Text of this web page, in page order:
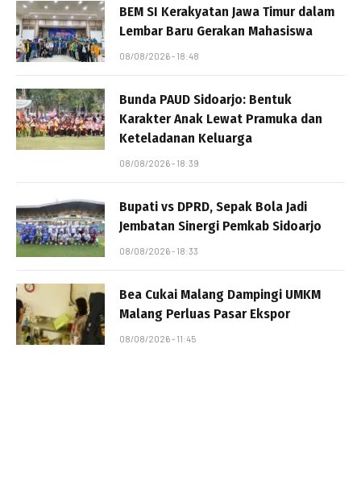
BEM SI Kerakyatan Jawa Timur dalam
Lembar Baru Gerakan Mahasiswa
08/08/2026 - 18:48
Bunda PAUD Sidoarjo: Bentuk
Karakter Anak Lewat Pramuka dan
Keteladanan Keluarga
08/08/2026 - 18:39
Bupati vs DPRD, Sepak Bola Jadi
Jembatan Sinergi Pemkab Sidoarjo
08/08/2026 - 18:33
Bea Cukai Malang Dampingi UMKM
Malang Perluas Pasar Ekspor
08/08/2026 - 11:45